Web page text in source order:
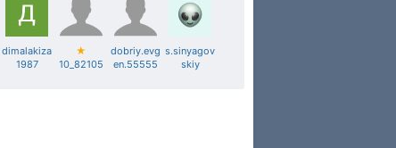
dimalakiza
1987
★
10_82105
dobriy.evg
en.55555
s.sinyagov
skiy